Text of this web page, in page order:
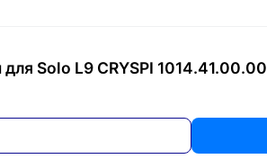
Solo L9 CRYSPI 1014.41.00.00